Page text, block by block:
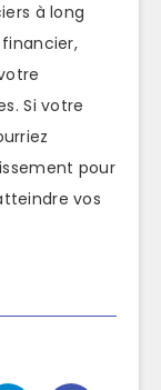
à long
Si votre
pour
vos